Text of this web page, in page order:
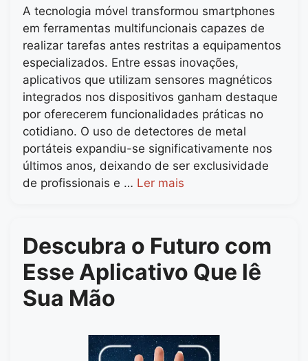
A tecnologia móvel transformou smartphones
em ferramentas multifuncionais capazes de
realizar tarefas antes restritas a equipamentos
especializados. Entre essas inovações,
aplicativos que utilizam sensores magnéticos
integrados nos dispositivos ganham destaque
por oferecerem funcionalidades práticas no
cotidiano. O uso de detectores de metal
portáteis expandiu-se significativamente nos
últimos anos, deixando de ser exclusividade
de profissionais e … Ler mais
Descubra o Futuro com
Esse Aplicativo Que lê
Sua Mão